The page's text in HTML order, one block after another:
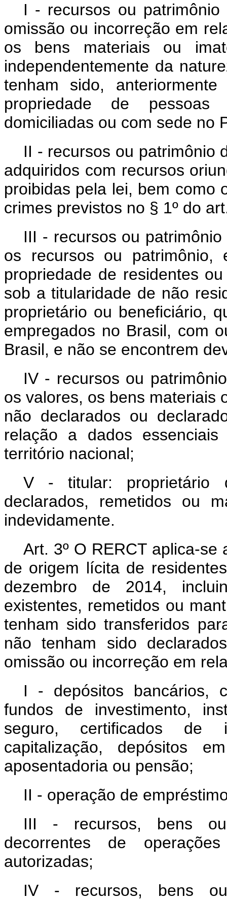
I - recursos ou
omissão ou incorreção em
os bens materiais ou
independentemente da
tenham sido,
propriedade de
domiciliadas ou com sede no
II - recursos ou patrimônio
adquiridos com recursos
proibidas pela lei, bem como
crimes previstos no § 1º do
III - recursos ou
os recursos ou
propriedade de residentes
sob a titularidade de não
proprietário ou beneficiário,
empregados no Brasil, com
Brasil, e não se encontrem
IV - recursos ou
os valores, os bens materiais
não declarados ou
relação a dados
território nacional;
V - titular: proprietário
declarados, remetidos ou
indevidamente.
Art. 3º O RERCT aplica-
de origem lícita de
dezembro de 2014,
existentes, remetidos ou
tenham sido transferidos
não tenham sido
omissão ou incorreção em
I - depósitos bancários,
fundos de investimento,
seguro, certificados de
capitalização, depósitos
aposentadoria ou pensão;
II - operação de
III - recursos, bens
decorrentes de
autorizadas;
IV - recursos, bens